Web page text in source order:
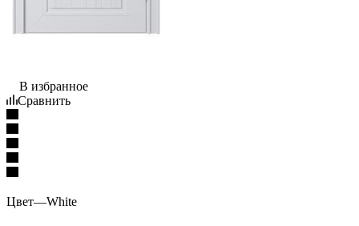
В избранное
Сравнить
Цвет—White